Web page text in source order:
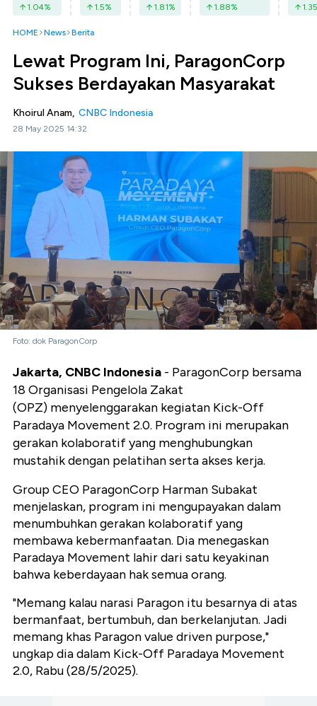
1.04% 1.5% 1.81% 1.88% 1.35
HOME News Berita
Lewat Program Ini, ParagonCorp
Sukses Berdayakan Masyarakat
Khoirul Anam, CNBC Indonesia
28 May 2025 14:32
Foto: dok ParagonCorp
Jakarta, CNBC Indonesia - ParagonCorp bersama
18 Organisasi Pengelola Zakat
(OPZ) menyelenggarakan kegiatan Kick-Off
Paradaya Movement 2.0. Program ini merupakan
gerakan kolaboratif yang menghubungkan
mustahik dengan pelatihan serta akses kerja.
Group CEO ParagonCorp Harman Subakat
menjelaskan, program ini mengupayakan dalam
menumbuhkan gerakan kolaboratif yang
membawa kebermanfaatan. Dia menegaskan
Paradaya Movement lahir dari satu keyakinan
bahwa keberdayaan hak semua orang.
"Memang kalau narasi Paragon itu besarnya di atas
bermanfaat, bertumbuh, dan berkelanjutan. Jadi
memang khas Paragon value driven purpose,"
ungkap dia dalam Kick-Off Paradaya Movement
2.0, Rabu (28/5/2025).